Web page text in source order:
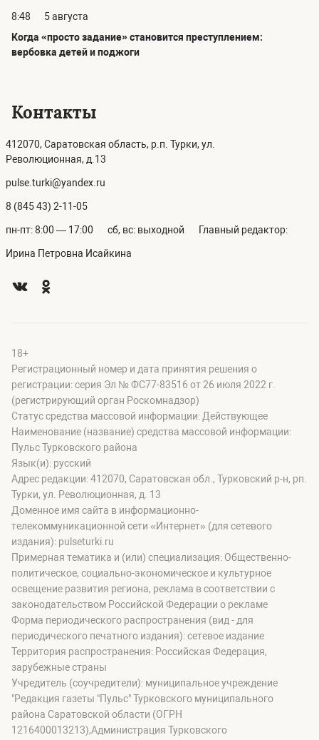
8:48
5 августа
Когда «просто задание» становится преступлением:
вербовка детей и поджоги
Контакты
412070, Саратовская область, р.п. Турки, ул.
Революционная, д.13
pulse.turki@yandex.ru
8 (845 43) 2-11-05
пн-пт: 8:00 — 17:00 сб, вс: выходной Главный редактор:
Ирина Петровна Исайкина
18+
Регистрационный номер и дата принятия решения о
регистрации: серия Эл № ФС77-83516 от 26 июля 2022 г.
(регистрирующий орган Роскомнадзор)
Статус средства массовой информации: Действующее
Наименование (название) средства массовой информации:
Пульс Турковского района
Язык(и): русский
Адрес редакции: 412070, Саратовская обл., Турковский р-н, рп.
Турки, ул. Революционная, д. 13
Доменное имя сайта в информационно-
телекоммуникационной сети «Интернет» (для сетевого
издания): pulseturki.ru
Примерная тематика и (или) специализация: Общественно-
политическое, социально-экономическое и культурное
освещение развития региона, реклама в соответствии с
законодательством Российской Федерации о рекламе
Форма периодического распространения (вид - для
периодического печатного издания): сетевое издание
Территория распространения: Российская Федерация,
зарубежные страны
Учредитель (соучредители): муниципальное учреждение
"Редакция газеты "Пульс" Турковского муниципального
района Саратовской области (ОГРН
1216400013213),Администрация Турковского